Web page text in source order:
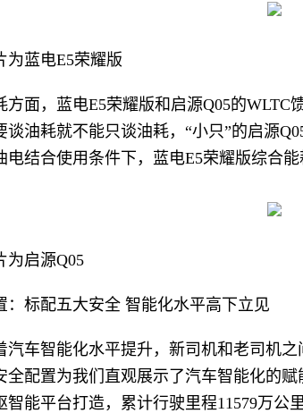
为蓝电E5荣耀版
方面，蓝电E5荣耀版和启源Q05的WLTC
谈油耗就不能只谈油耗，“小只”的启源
电结合使用条件下，蓝电E5荣耀版综合
为启源Q05
：标配五大安全 智能化水平高下立见
汽车智能化水平提升，新司机和老司机
全配置为我们直观展示了汽车智能化的
智能平台打造，累计行驶里程11579万公